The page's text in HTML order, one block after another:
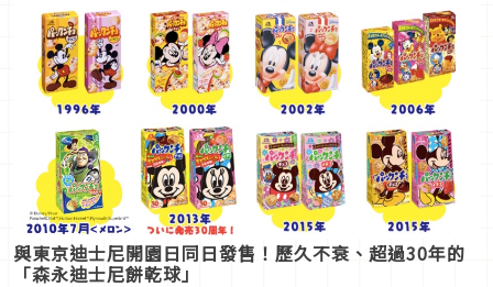
與東京迪士尼開園日同日發售！歷久不衰、超過30年的
「森永迪士尼餅乾球」